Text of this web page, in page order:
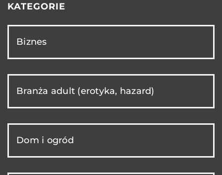
KATEGORIE
Biznes
Branża adult (erotyka, hazard)
Dom i ogród